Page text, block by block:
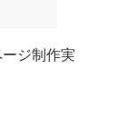
ジ制作実